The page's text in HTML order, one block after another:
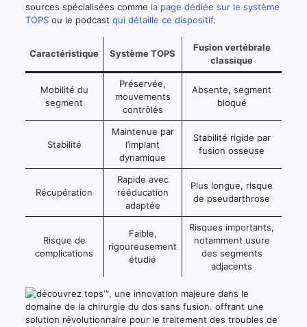
sources spécialisées comme la page dédiée sur le système
TOPSou le podcast qui détaille ce dispositif.
Caractéristique Système TOPS
Fusion vertébrale
classique
Mobilité du
segment
Préservée,
mouvements
contrôlés
Absente, segment
bloqué
Stabilité
Maintenue par
l’implant
dynamique
Stabilité rigide par
fusion osseuse
Récupération
Rapide avec
rééducation
adaptée
Plus longue, risque
de pseudarthrose
Risque de
complications
Faible,
rigoureusement
étudié
Risques importants,
notamment usure
des segments
adjacents